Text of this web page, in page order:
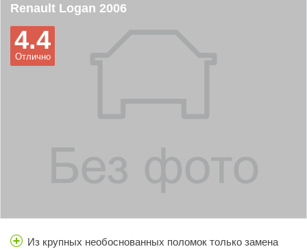
Renault Logan 2006
Отлично
4.4
Из крупных необоснованных поломок только замена